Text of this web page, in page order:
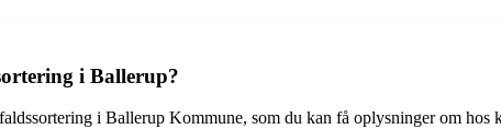
i Ballerup?
i Ballerup Kommune, som du kan få oplysninger om hos